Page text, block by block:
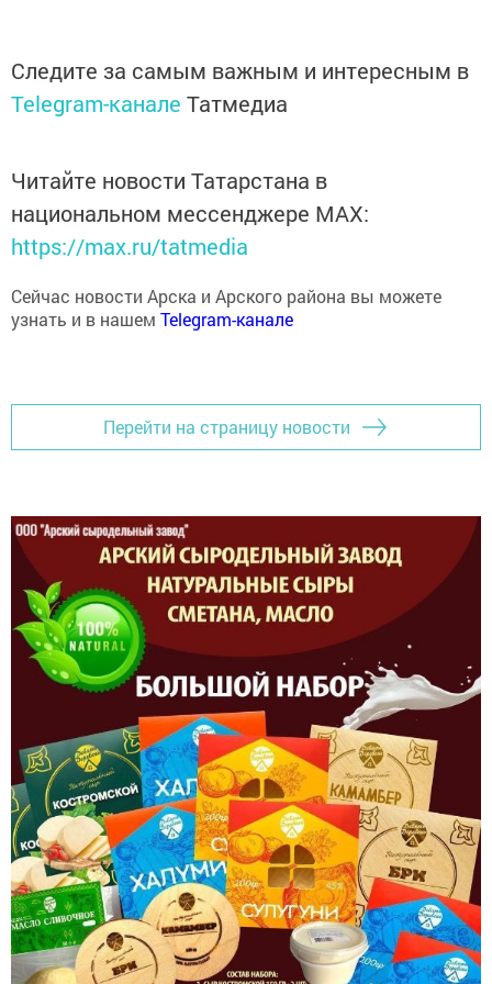
Следите за самым важным и интересным в
Telegram-канале Татмедиа
Читайте новости Татарстана в
национальном мессенджере MАХ:
https://max.ru/tatmedia
Сейчас новости Арска и Арского района вы можете
узнать и в нашемTelegram-канале
Перейти на страницу новости